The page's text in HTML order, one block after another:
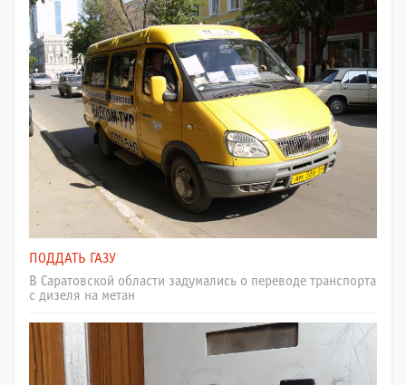
ПОДДАТЬ ГАЗУ
В Саратовской области задумались о переводе транспорта
с дизеля на метан